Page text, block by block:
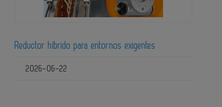
Reductor híbrido para entornos exigentes
2026-06-22